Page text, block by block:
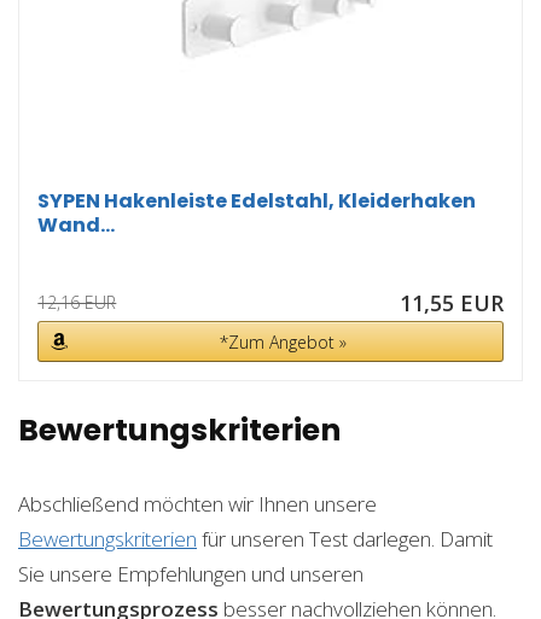
SYPEN Hakenleiste Edelstahl, Kleiderhaken
Wand...
12,16 EUR 11,55 EUR
*Zum Angebot »
Bewertungskriterien
Abschließend möchten wir Ihnen unsere
Bewertungskriterien für unseren Test darlegen. Damit
Sie unsere Empfehlungen und unseren
Bewertungsprozess besser nachvollziehen können.